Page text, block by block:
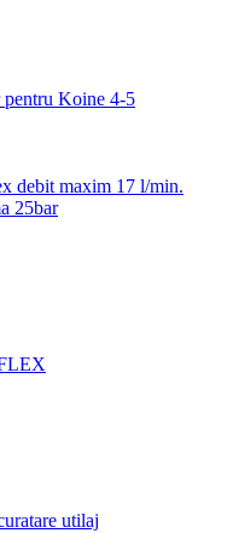
pentru Koine 4-5
debit maxim 17 l/min.
25bar
utilaj